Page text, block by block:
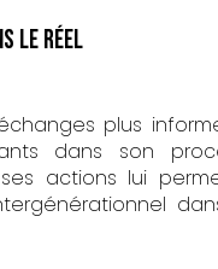
le réel
plus
dans son
actions lui